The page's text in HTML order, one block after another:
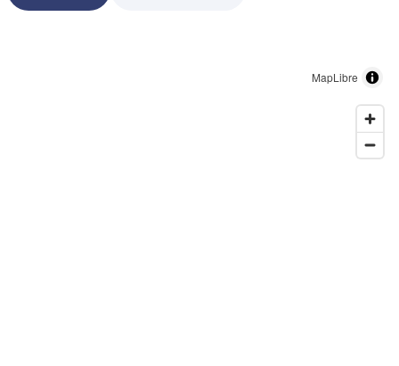
MapLibre